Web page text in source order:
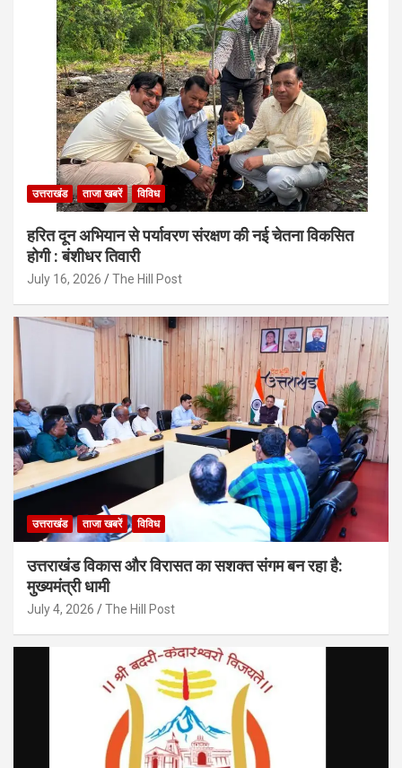
उत्तराखंड ताजा खबरें विविध
हरित दून अभियान से पर्यावरण संरक्षण की नई चेतना विकसित
होगी : बंशीधर तिवारी
July 16, 2026 The Hill Post
उत्तराखंड ताजा खबरें विविध
उत्तराखंड विकास और विरासत का सशक्त संगम बन रहा है:
मुख्यमंत्री धामी
July 4, 2026 The Hill Post